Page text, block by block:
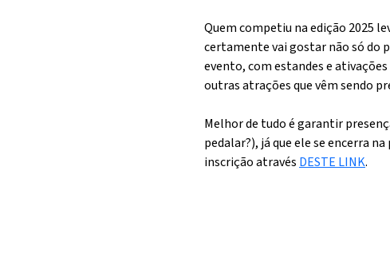
Quem competiu na edição 2025
certamente vai gostar não só do
evento, com estandes e
outras atrações que vêm sendo
Melhor de tudo é garantir
pedalar?), já que ele se encerra
inscrição através DESTE LINK.